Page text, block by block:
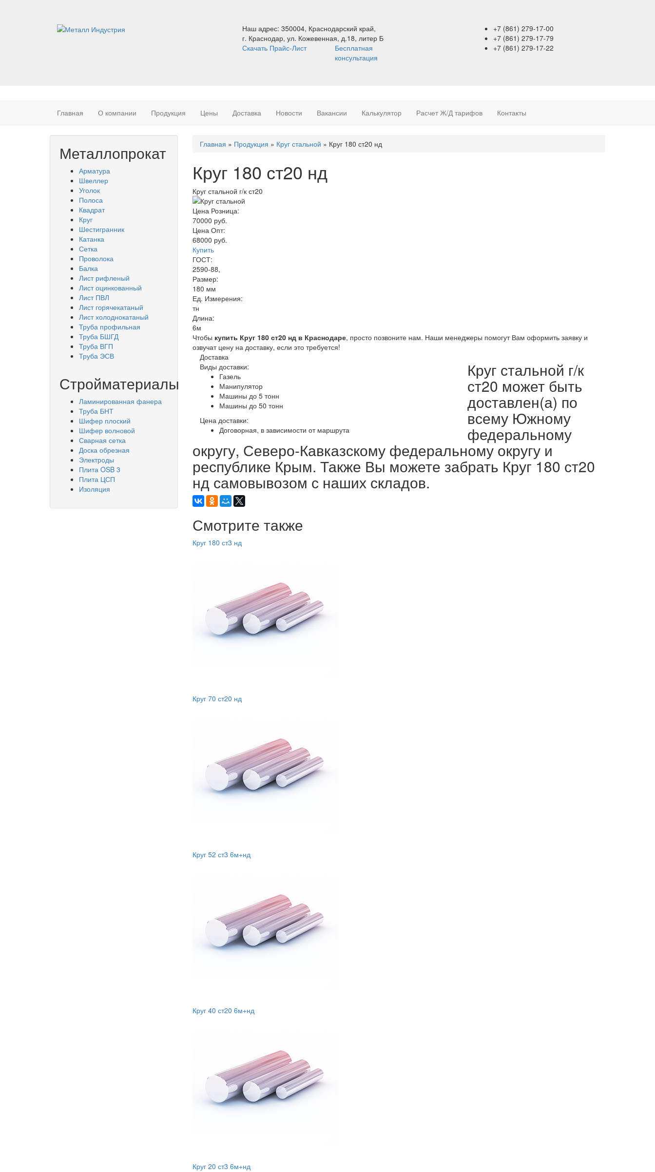
+7 (861) 279-17-00
+7 (861) 279-17-79
+7 (861) 279-17-22
Наш адрес: 350004, Краснодарский край,
г. Краснодар, ул. Кожевенная, д.18, литер Б
Скачать Прайс-Лист
Бесплатная
консультация
Главная О компании Продукция Цены Доставка Новости Вакансии Калькулятор Расчет Ж/Д тарифов Контакты
Металлопрокат
Арматура
Швеллер
Уголок
Полоса
Квадрат
Круг
Шестигранник
Катанка
Сетка
Проволока
Балка
Лист рифленый
Лист оцинкованный
Лист ПВЛ
Лист горячекатаный
Лист холоднокатаный
Труба профильная
Труба БШГД
Труба ВГП
Труба ЭСВ
Стройматериалы
Ламинированная фанера
Труба БНТ
Шифер плоский
Шифер волновой
Сварная сетка
Доска обрезная
Электроды
Плита OSB 3
Плита ЦСП
Изоляция
Вы
Главная » Продукция » Круг стальной » Круг 180 ст20 нд
Круг 180 ст20 нд
Круг стальной г/к ст20
Цена Розница:
70000 руб.
Цена Опт:
68000 руб.
Купить
ГОСТ:
2590-88,
Размер:
180 мм
Ед. Измерения:
тн
Длина:
6м
Чтобы купить Круг 180 ст20 нд в Краснодаре, просто позвоните нам. Наши менеджеры помогут Вам оформить заявку и
озвучат цену на доставку, если это требуется!
Доставка
Виды доставки:
Газель
Манипулятор
Машины до 5 тонн
Машины до 50 тонн
Цена доставки:
Договорная, в зависимости от маршрута
Круг стальной г/к
ст20 может быть
доставлен(а) по
всему Южному
федеральному
округу, Северо-Кавказскому федеральному округу и
республике Крым. Также Вы можете забрать Круг 180 ст20
нд самовывозом с наших складов.
Смотрите также
Круг 180 ст3 нд
Круг 70 ст20 нд
Круг 52 ст3 6м+нд
Круг 40 ст20 6м+нд
Круг 20 ст3 6м+нд